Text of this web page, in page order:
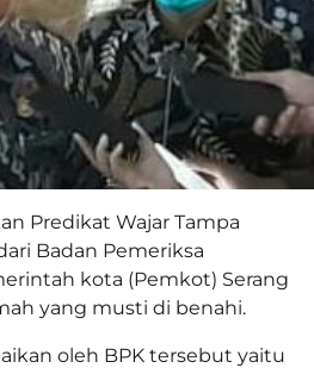
Predikat Wajar Tampa
Badan Pemeriksa
kota (Pemkot) Serang
yang musti di benahi.
oleh BPK tersebut yaitu